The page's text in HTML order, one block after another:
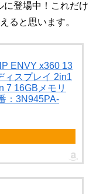
に登場中！これだけ
ると思います。
ENVY x360 13
ィスプレイ 2in1
7 16GBメモリ
：3N945PA-